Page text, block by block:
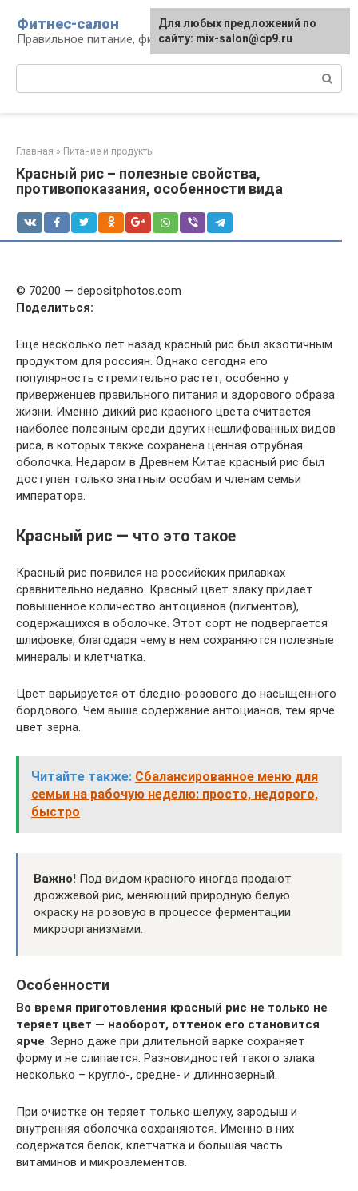
контенту
Фитнес-салон
Правильное питание, фитнес, образ жизни
Главная » Питание и продукты
Красный рис – полезные свойства,
противопоказания, особенности вида
© 70200 — depositphotos.com
Поделиться:
Еще несколько лет назад красный рис был экзотичным
продуктом для россиян. Однако сегодня его
популярность стремительно растет, особенно у
приверженцев правильного питания и здорового образа
жизни. Именно дикий рис красного цвета считается
наиболее полезным среди других нешлифованных видов
риса, в которых также сохранена ценная отрубная
оболочка. Недаром в Древнем Китае красный рис был
доступен только знатным особам и членам семьи
императора.
Красный рис — что это такое
Красный рис появился на российских прилавках
сравнительно недавно. Красный цвет злаку придает
повышенное количество антоцианов (пигментов),
содержащихся в оболочке. Этот сорт не подвергается
шлифовке, благодаря чему в нем сохраняются полезные
минералы и клетчатка.
Цвет варьируется от бледно-розового до насыщенного
бордового. Чем выше содержание антоцианов, тем ярче
цвет зерна.
Читайте также: Сбалансированное меню для
семьи на рабочую неделю: просто, недорого,
быстро
Важно! Под видом красного иногда продают
дрожжевой рис, меняющий природную белую
окраску на розовую в процессе ферментации
микроорганизмами.
Особенности
Во время приготовления красный рис не только не
теряет цвет — наоборот, оттенок его становится
ярче. Зерно даже при длительной варке сохраняет
форму и не слипается. Разновидностей такого злака
несколько – кругло-, средне- и длиннозерный.
При очистке он теряет только шелуху, зародыш и
внутренняя оболочка сохраняются. Именно в них
содержатся белок, клетчатка и большая часть
витаминов и микроэлементов.
Для любых предложений по
сайту: mix-salon@cp9.ru